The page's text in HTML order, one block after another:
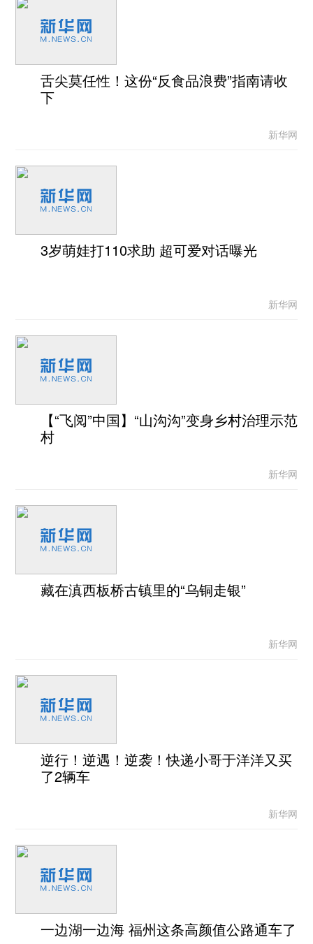
舌尖莫任性！这份“反食品浪费”指南请收
下
新华网
3岁萌娃打110求助 超可爱对话曝光
新华网
【“飞阅”中国】“山沟沟”变身乡村治理示范
村
新华网
藏在滇西板桥古镇里的“乌铜走银”
新华网
逆行！逆遇！逆袭！快递小哥于洋洋又买
了2辆车
新华网
一边湖一边海 福州这条高颜值公路通车了